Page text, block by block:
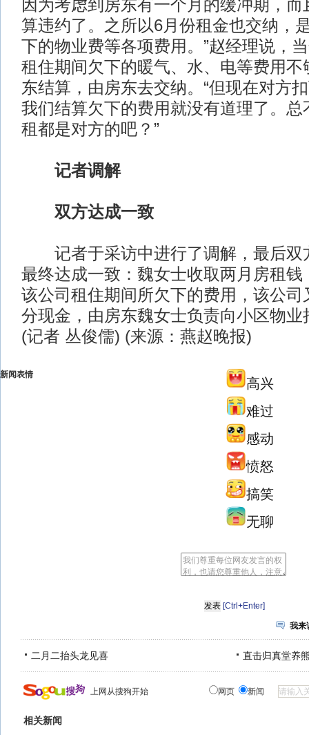
因为考虑到房东有一个月的缓冲期，
算违约了。之所以6月份租金也交纳，
下的物业费等各项费用。”赵经理说，
租住期间欠下的暖气、水、电等费用不
东结算，由房东去交纳。“但现在对方
我们结算欠下的费用就没有道理了。总
租都是对方的吧？”
记者调解
双方达成一致
记者于采访中进行了调解，最后双
最终达成一致：魏女士收取两月房租钱
该公司租住期间所欠下的费用，该公司
分现金，由房东魏女士负责向小区物业
(记者 丛俊儒) (来源：燕赵晚报)
新闻表情
高兴
难过
感动
愤怒
搞笑
无聊
[Ctrl+Enter]
我来
二月二抬头龙见喜 直击归真堂养
上网从搜狗开始 网页 新闻
相关新闻